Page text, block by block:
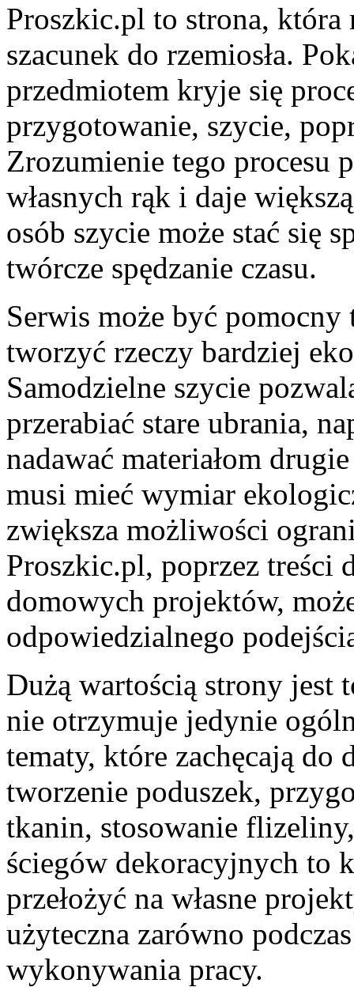
Proszkic.pl to strona,
szacunek do rzemiosła.
przedmiotem kryje się
przygotowanie, szycie,
Zrozumienie tego procesu
własnych rąk i daje
osób szycie może stać się
twórcze spędzanie czasu.
Serwis może być pomocny
tworzyć rzeczy bardziej
Samodzielne szycie
przerabiać stare ubrania,
nadawać materiałom
musi mieć wymiar
zwiększa możliwości
Proszkic.pl, poprzez treści
domowych projektów,
odpowiedzialnego
Dużą wartością strony jest
nie otrzymuje jedynie
tematy, które zachęcają do
tworzenie poduszek,
tkanin, stosowanie
ściegów dekoracyjnych to
przełożyć na własne
użyteczna zarówno
wykonywania pracy.